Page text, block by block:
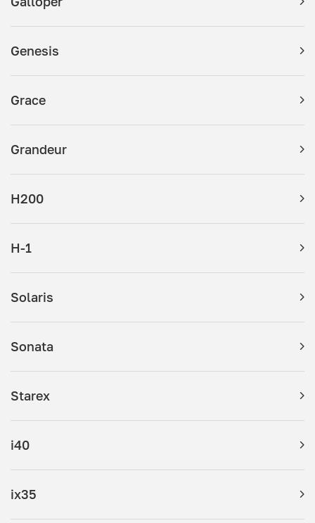
Genesis
Grace
Grandeur
H200
H-1
Solaris
Sonata
Starex
i40
ix35